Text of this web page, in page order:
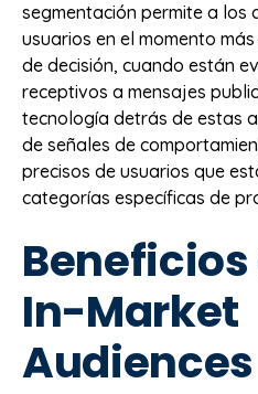
segmentación permite a los
usuarios en el momento
de decisión, cuando están
receptivos a mensajes
tecnología detrás de estas
de señales de
precisos de usuarios que
categorías específicas de
In-Market
Audiences